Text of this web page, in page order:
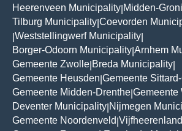
Heerenveen Municipality Midden-
Tilburg Municipality Coevorden
Weststellingwerf Municipality
Borger-Odoorn Municipality Arnhem
Gemeente Zwolle Breda Municipality
Gemeente Heusden Gemeente
Gemeente Midden-Drenthe Gemeente
Deventer Municipality Nijmegen
Gemeente Noordenveld